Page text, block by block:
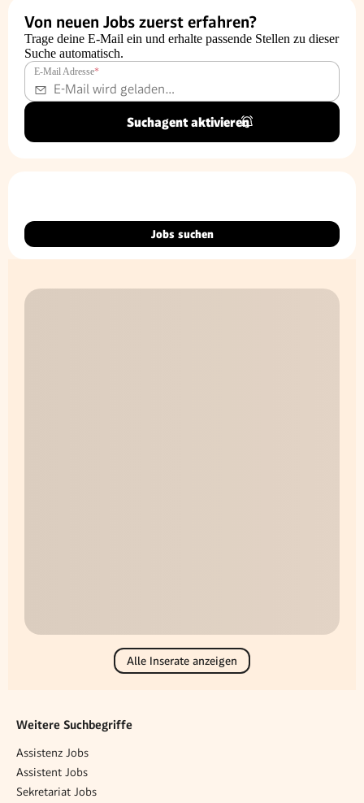
Von neuen Jobs zuerst erfahren?
Trage deine E-Mail ein und erhalte passende Stellen zu dieser
Suche automatisch.
E-Mail Adresse*
Suchagent aktivieren
Jobs suchen
Alle Inserate anzeigen
Weitere Suchbegriffe
Assistenz Jobs
Assistent Jobs
Sekretariat Jobs